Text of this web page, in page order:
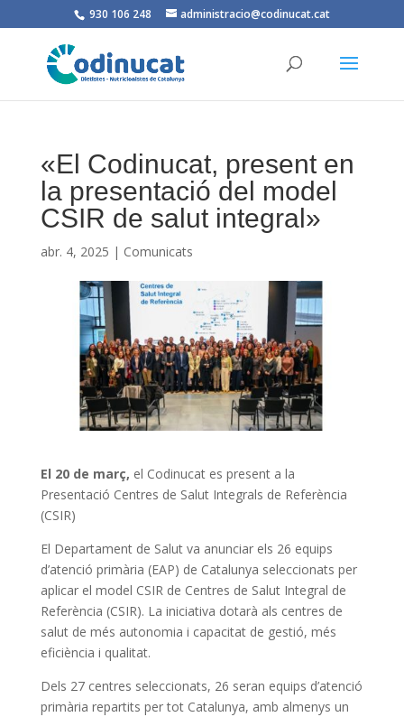
930 106 248 administracio@codinucat.cat
«El Codinucat, present en
la presentació del model
CSIR de salut integral»
abr. 4, 2025 | Comunicats
El 20 de març, el Codinucat es present a la
Presentació Centres de Salut Integrals de Referència
(CSIR)
El Departament de Salut va anunciar els 26 equips
d’atenció primària (EAP) de Catalunya seleccionats per
aplicar el model CSIR de Centres de Salut Integral de
Referència (CSIR). La iniciativa dotarà als centres de
salut de més autonomia i capacitat de gestió, més
eficiència i qualitat.
Dels 27 centres seleccionats, 26 seran equips d’atenció
primària repartits per tot Catalunya, amb almenys un